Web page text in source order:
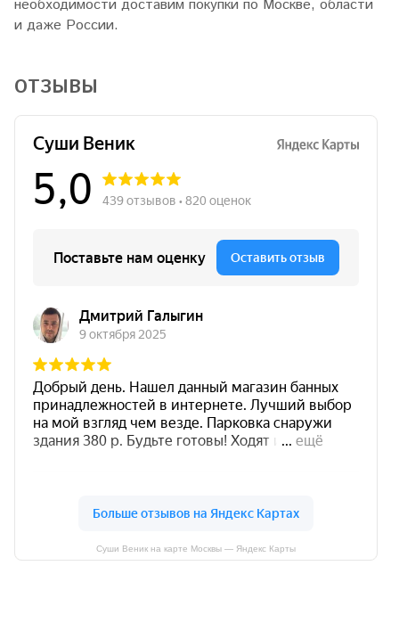
необходимости доставим покупки по Москве, области
и даже России.
ОТЗЫВЫ
Суши Веник на карте Москвы — Яндекс Карты